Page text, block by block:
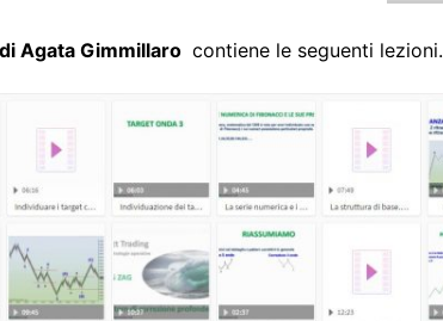
Agata Gimmillaro contiene le seguenti lezioni.